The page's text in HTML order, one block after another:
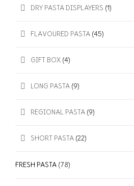
DRY PASTA DISPLAYERS (1)
FLAVOURED PASTA (45)
GIFT BOX (4)
LONG PASTA (9)
REGIONAL PASTA (9)
SHORT PASTA (22)
FRESH PASTA (78)